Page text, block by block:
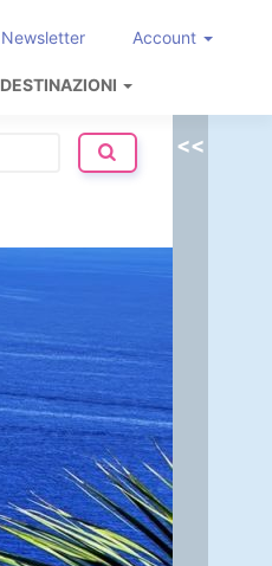
Newsletter Account
DESTINAZIONI
<<